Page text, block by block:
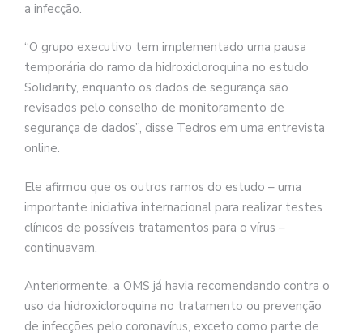
a infecção.
“O grupo executivo tem implementado uma pausa
temporária do ramo da hidroxicloroquina no estudo
Solidarity, enquanto os dados de segurança são
revisados ​​pelo conselho de monitoramento de
segurança de dados”, disse Tedros em uma entrevista
online.
Ele afirmou que os outros ramos do estudo – uma
importante iniciativa internacional para realizar testes
clínicos de possíveis tratamentos para o vírus –
continuavam.
Anteriormente, a OMS já havia recomendando contra o
uso da hidroxicloroquina no tratamento ou prevenção
de infecções pelo coronavírus, exceto como parte de